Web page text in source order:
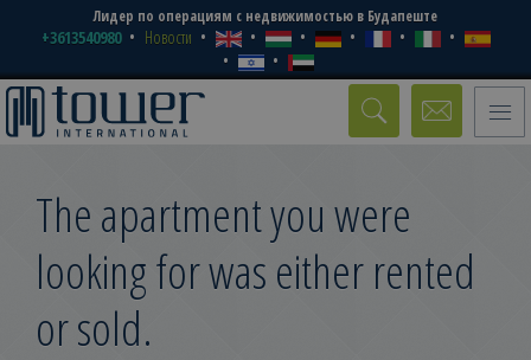
Лидер по операциям с недвижимостью в Будапеште
+3613540980 Новости
Toggle
The apartment you were
looking for was either rented
or sold.